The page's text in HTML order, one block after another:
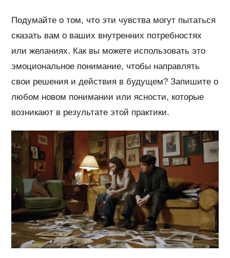
Подумайте о том, что эти чувства могут пытаться
сказать вам о ваших внутренних потребностях
или желаниях. Как вы можете использовать это
эмоциональное понимание, чтобы направлять
свои решения и действия в будущем? Запишите о
любом новом понимании или ясности, которые
возникают в результате этой практики.